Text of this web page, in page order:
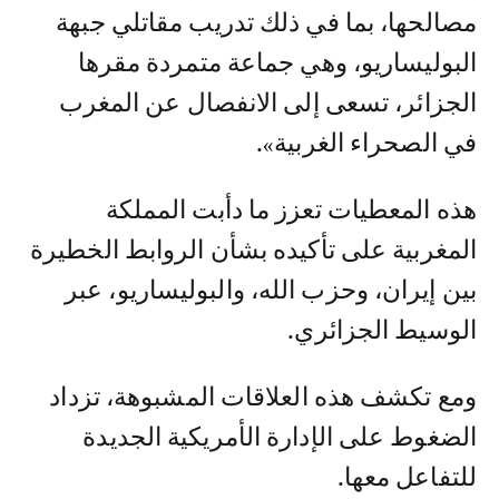
مصالحها، بما في ذلك تدريب مقاتلي جبهة
البوليساريو، وهي جماعة متمردة مقرها
الجزائر، تسعى إلى الانفصال عن المغرب
في الصحراء الغربية».
هذه المعطيات تعزز ما دأبت المملكة
المغربية على تأكيده بشأن الروابط الخطيرة
بين إيران، وحزب الله، والبوليساريو، عبر
الوسيط الجزائري.
ومع تكشف هذه العلاقات المشبوهة، تزداد
الضغوط على الإدارة الأمريكية الجديدة
للتفاعل معها.